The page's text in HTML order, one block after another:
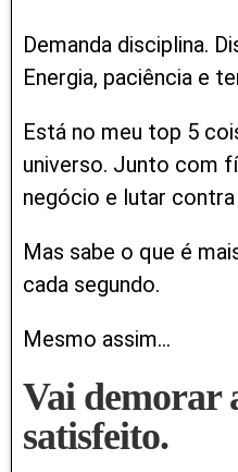
Demanda disciplina.
Energia, paciência e
Está no meu top 5
universo. Junto com
negócio e lutar contra
Mas sabe o que é
cada segundo.
Mesmo assim…
Vai demorar
satisfeito.